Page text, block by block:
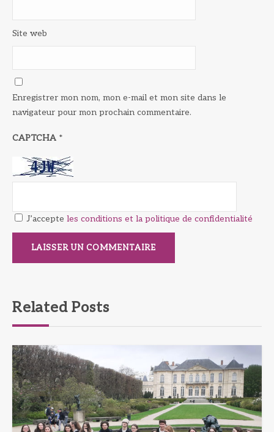
Site web
Enregistrer mon nom, mon e-mail et mon site dans le
navigateur pour mon prochain commentaire.
CAPTCHA *
J’accepte les conditions et la politique de confidentialité
Related Posts